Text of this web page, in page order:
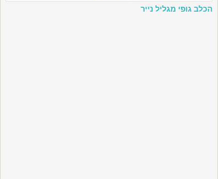
הכלב גופי מגליל נייר